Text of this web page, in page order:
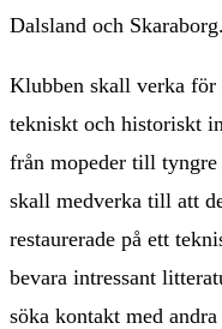
Dalsland och Skaraborg.
Klubben skall verka för
tekniskt och historiskt
från mopeder till
skall medverka till att
restaurerade på ett
bevara intressant
söka kontakt med